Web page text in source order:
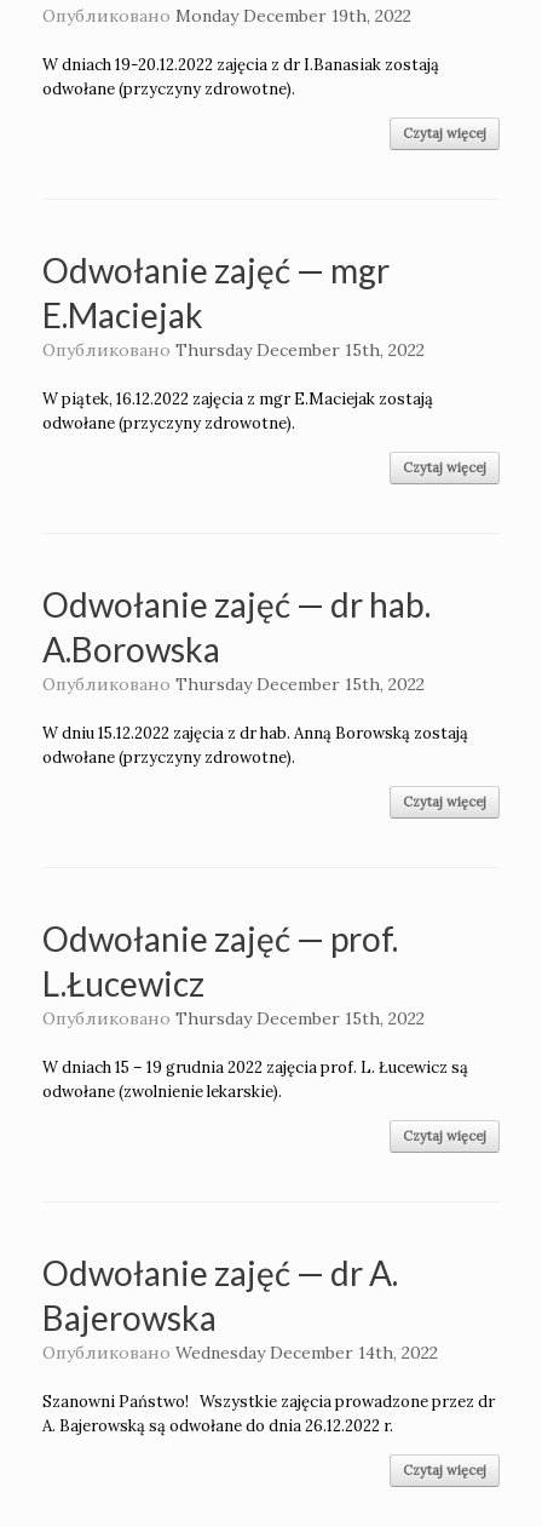
Опубликовано Monday December 19th, 2022
W dniach 19-20.12.2022 zajęcia z dr I.Banasiak zostają
odwołane (przyczyny zdrowotne).
Czytaj więcej
Odwołanie zajęć — mgr
E.Maciejak
Опубликовано Thursday December 15th, 2022
W piątek, 16.12.2022 zajęcia z mgr E.Maciejak zostają
odwołane (przyczyny zdrowotne).
Czytaj więcej
Odwołanie zajęć — dr hab.
A.Borowska
Опубликовано Thursday December 15th, 2022
W dniu 15.12.2022 zajęcia z dr hab. Anną Borowską zostają
odwołane (przyczyny zdrowotne).
Czytaj więcej
Odwołanie zajęć — prof.
L.Łucewicz
Опубликовано Thursday December 15th, 2022
W dniach 15 – 19 grudnia 2022 zajęcia prof. L. Łucewicz są
odwołane (zwolnienie lekarskie).
Czytaj więcej
Odwołanie zajęć — dr A.
Bajerowska
Опубликовано Wednesday December 14th, 2022
Szanowni Państwo! Wszystkie zajęcia prowadzone przez dr
A. Bajerowską są odwołane do dnia 26.12.2022 r.
Czytaj więcej